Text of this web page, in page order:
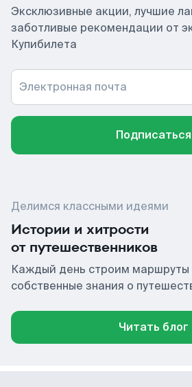
Эксклюзивные акции, лучшие
заботливые рекомендации от
Купибилета
Электронная почта
Подписаться
Делимся классными идеями
Истории и хитрости
от путешественников
Каждый день строим маршруты
собственные знания о
Читать блог